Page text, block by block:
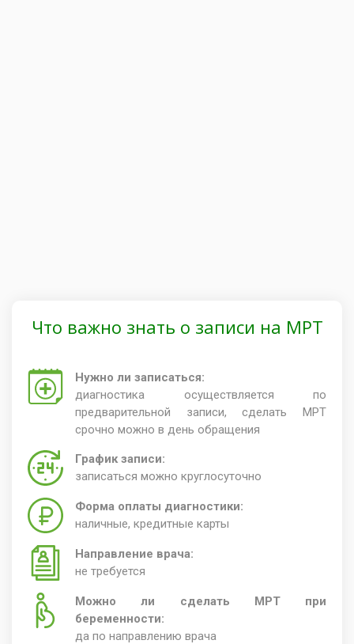
Что важно знать о записи на МРТ
Нужно ли записаться:
диагностика осуществляется по
предварительной записи, сделать МРТ
срочно можно в день обращения
График записи:
записаться можно круглосуточно
Форма оплаты диагностики:
наличные, кредитные карты
Направление врача:
не требуется
Можно ли сделать МРТ при
беременности:
да по направлению врача